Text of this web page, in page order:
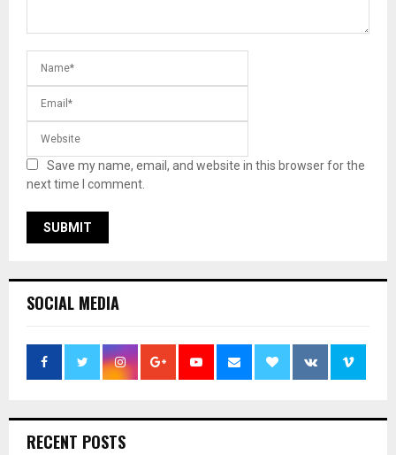
Save my name, email, and website in this browser for the
next time I comment.
SOCIAL MEDIA
RECENT POSTS